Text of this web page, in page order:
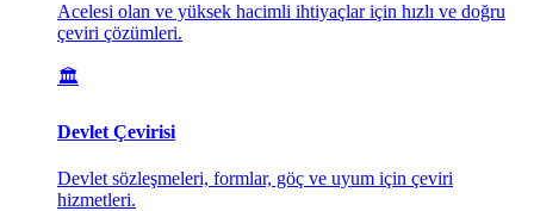
Acelesi olan ve yüksek hacimli ihtiyaçlar için hızlı ve doğru
çeviri çözümleri.
🏛️
Devlet Çevirisi
Devlet sözleşmeleri, formlar, göç ve uyum için çeviri
hizmetleri.